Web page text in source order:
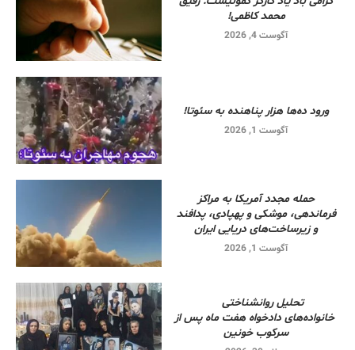
محمد کاظمی!
آگوست 4, 2026
ورود ده‌ها هزار پناهنده به سئوتا!
آگوست 1, 2026
حمله مجدد آمریکا به مراکز
فرماندهی، موشکی و پهپادی، پدافند
و زیرساخت‌های دریایی ایران
آگوست 1, 2026
تحلیل روانشناختی
خانواده‌های دادخواه هفت ماه پس از
سرکوب خونین